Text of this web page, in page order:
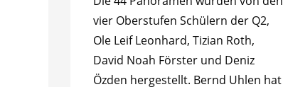
vier Oberstufen Schülern der Q2,
Ole Leif Leonhard, Tizian Roth,
David Noah Förster und Deniz
Özden hergestellt. Bernd Uhlen hat